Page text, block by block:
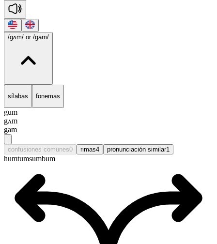
/gʌm/ or /gam/
sílabas fonemas
gum
gʌm
gam
confusiones comunes0 rimas4 pronunciación similar1
humtumsumbum